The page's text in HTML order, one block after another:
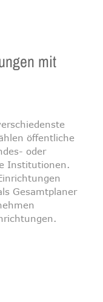
mit
öffentliche
oder
Institutionen.
Gesamtplaner